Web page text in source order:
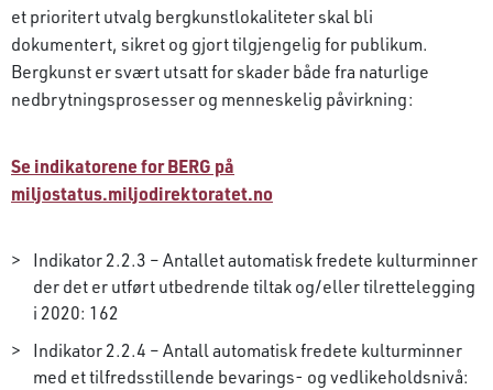
et prioritert utvalg bergkunstlokaliteter skal bli
dokumentert, sikret og gjort tilgjengelig for publikum.
Bergkunst er svært utsatt for skader både fra naturlige
nedbrytningsprosesser og menneskelig påvirkning:
Se indikatorene for BERG på
miljostatus.miljodirektoratet.no
Indikator 2.2.3 – Antallet automatisk fredete kulturminner
der det er utført utbedrende tiltak og/eller tilrettelegging
i 2020: 162
Indikator 2.2.4 – Antall automatisk fredete kulturminner
med et tilfredsstillende bevarings- og vedlikeholdsnivå: